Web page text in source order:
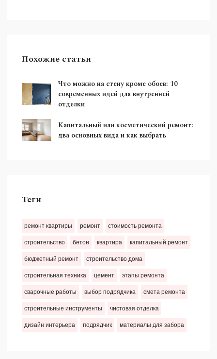
Похожие статьи
Что можно на стену кроме обоев: 10
современных идей для внутренней
отделки
Капитальный или косметический ремонт:
два основных вида и как выбрать
Теги
ремонт квартиры ремонт стоимость ремонта
строительство бетон квартира капитальный ремонт
бюджетный ремонт строительство дома
строительная техника цемент этапы ремонта
сварочные работы выбор подрядчика смета ремонта
строительные инструменты чистовая отделка
дизайн интерьера подрядчик материалы для забора